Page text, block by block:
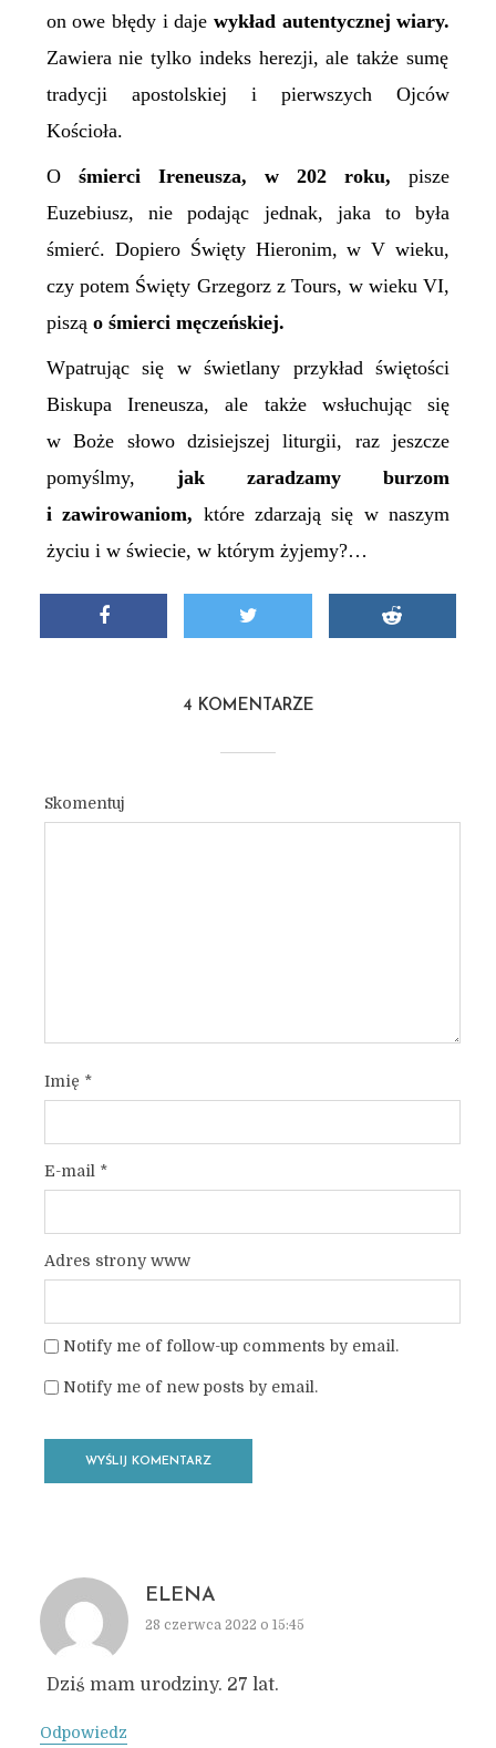
on owe błędy i daje wykład autentycznej wiary.
Zawiera nie tylko indeks herezji, ale także sumę
tradycji apostolskiej i pierwszych Ojców
Kościoła.
O śmierci Ireneusza, w 202 roku, pisze
Euzebiusz, nie podając jednak, jaka to była
śmierć. Dopiero Święty Hieronim, w V wieku,
czy potem Święty Grzegorz z Tours, w wieku VI,
piszą o śmierci męczeńskiej.
Wpatrując się w świetlany przykład świętości
Biskupa Ireneusza, ale także wsłuchując się
w Boże słowo dzisiejszej liturgii, raz jeszcze
pomyślmy, jak zaradzamy burzom
i zawirowaniom, które zdarzają się w naszym
życiu i w świecie, w którym żyjemy?…
4 KOMENTARZE
Skomentuj
Imię *
E-mail *
Adres strony www
Notify me of follow-up comments by email.
Notify me of new posts by email.
ELENA
28 czerwca 2022 o 15:45
Dziś mam urodziny. 27 lat.
Odpowiedz